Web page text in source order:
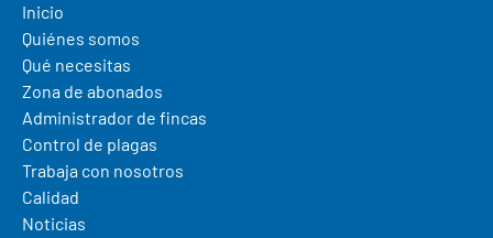
Inicio
Quiénes somos
Qué necesitas
Zona de abonados
Administrador de fincas
Control de plagas
Trabaja con nosotros
Calidad
Noticias